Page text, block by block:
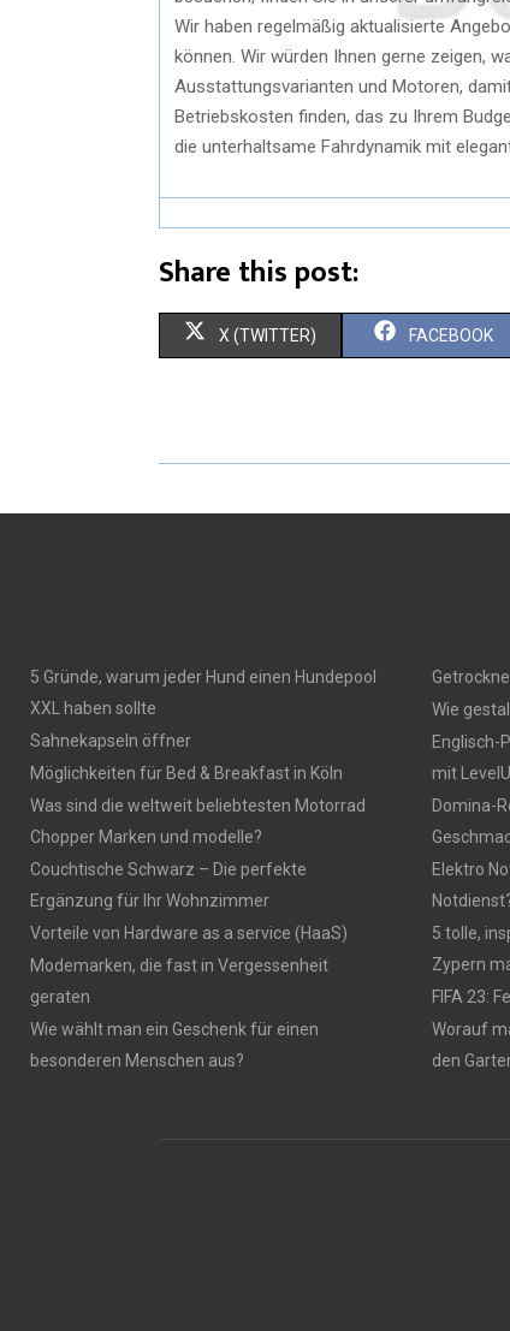
Wir haben regelmäßig aktualisierte
können. Wir würden Ihnen gerne zeigen,
Ausstattungsvarianten und Motoren,
Betriebskosten finden, das zu Ihrem
die unterhaltsame Fahrdynamik mit
Share this post:
X (TWITTER) FACEBOOK
5 Gründe, warum jeder Hund einen Hundepool
XXL haben sollte
Sahnekapseln öffner
Möglichkeiten für Bed & Breakfast in Köln
Was sind die weltweit beliebtesten Motorrad
Chopper Marken und modelle?
Couchtische Schwarz – Die perfekte
Ergänzung für Ihr Wohnzimmer
Vorteile von Hardware as a service (HaaS)
Modemarken, die fast in Vergessenheit
geraten
Wie wählt man ein Geschenk für einen
besonderen Menschen aus?
Wie
Englisch-
mit
Domina-
Elektro
5 tolle,
Zypern
FIFA 23:
Worauf
den